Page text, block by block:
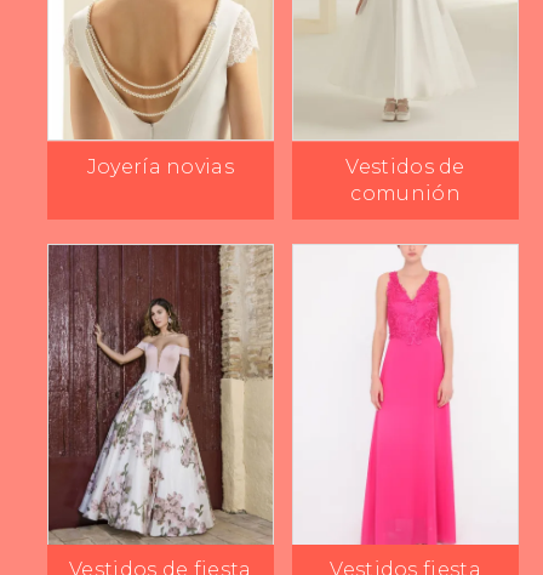
Joyería novias
Vestidos de
comunión
Vestidos de fiesta
Vestidos fiesta